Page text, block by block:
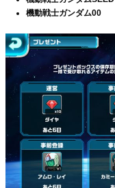
機動戦士ガンダム00